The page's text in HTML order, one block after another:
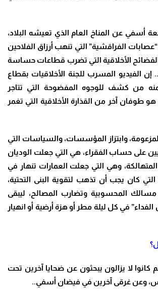
أسفي عن المناخ العام الذي تعيشه البلاد،
الفراقشية” التي تنهب أرزاق الفلاحين
الفضائح الأخلاقية التي تضرب قطاعات حساسة
إن الفيديو المسرب للجنة الأخلاقيات بقطاع
من كشف للوجوه المفضوحة التي تتاجر
هو طوفان آخر من القذارة الأخلاقية التي تغمر
وابتزاز المؤسسات، والسياسات التي
على حساب الفقراء، هي التي جعلت الوديان
وهي التي جعلت العمارات تنهار في
كان يجب أن تذهب لتقوية البنى التحتية،
المحسوبية وتضارب المصالح، ليبقى
في كل ليلة مطر أو هزة أرضية أو انهيار
كانوا لا يزالون يبحثون عن ضحايا آخرين تحت
وعن غرقى آخرين في فيضان أسفي..